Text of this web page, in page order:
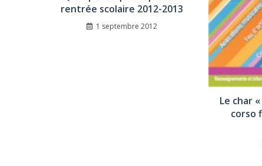
rentrée scolaire 2012-2013
1 septembre 2012
Le char
corso